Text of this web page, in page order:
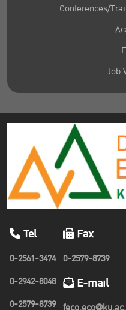
Conferences/
Job
Tel
0-2561-3474
0-2942-8048
0-2579-8739
Fax
0-2579-8739
E-mail